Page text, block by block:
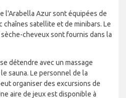
l'Arabella Azur sont équipées de
chaînes satellite et de minibars. Le
cheveux sont fournis dans la
détendre avec un massage
sauna. Le personnel de la
organiser des excursions de
aire de jeux est disponible à